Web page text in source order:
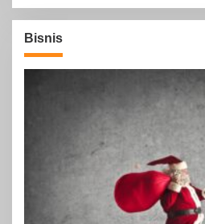
Bisnis